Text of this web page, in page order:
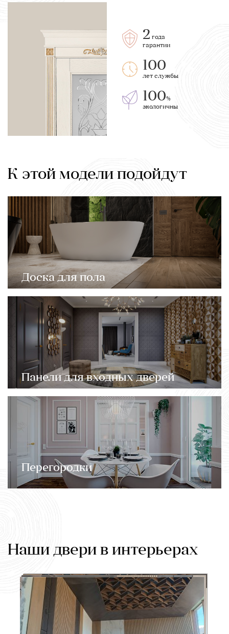
2 года
гарантии
100
лет службы
100%
экологичны
К этой модели подойдут
Доска для пола
Панели для входных дверей
Перегородки
Наши двери в интерьерах